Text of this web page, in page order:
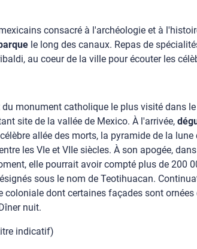
consacré à l'archéologie et à
le long des canaux. Repas de
au coeur de la ville pour écouter les
monument catholique le plus visité dans
site de la vallée de Mexico. À l'arrivée,
allée des morts, la pyramide de la
les VIe et VIIe siècles. À son apogée,
elle pourrait avoir compté plus de 200
sous le nom de Teotihuacan.
dont certaines façades sont
nuit.
indicatif)